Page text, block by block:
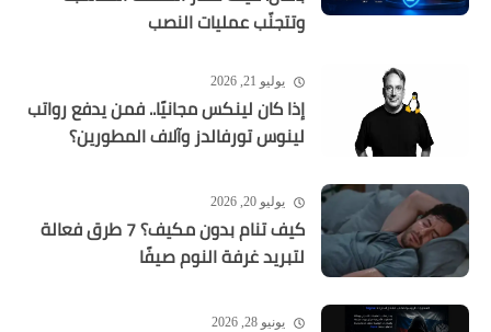
وتتجنّب عمليات النصب
يوليو 21, 2026
إذا كان لينكس مجانيًا.. فمن يدفع رواتب
لينوس تورفالدز وآلاف المطورين؟
يوليو 20, 2026
كيف تنام بدون مكيف؟ 7 طرق فعالة
لتبريد غرفة النوم صيفًا
يونيو 28, 2026